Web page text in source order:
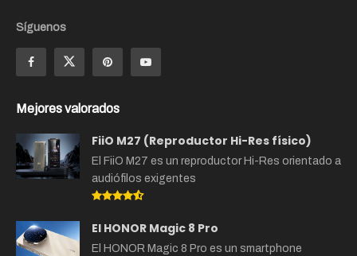
Síguenos
Mejores valorados
FiiO M27 (Reproductor Hi-Res físico)
El FiiO M27 es un reproductor Hi-Res orientado a
audiófilos exigentes
El HONOR Magic 8 Pro
El HONOR Magic 8 Pro es un smartphone